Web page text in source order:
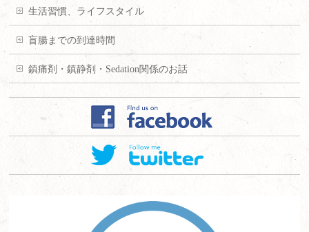
生活習慣、ライフスタイル
盲腸までの到達時間
鎮痛剤・鎮静剤・Sedation関係のお話